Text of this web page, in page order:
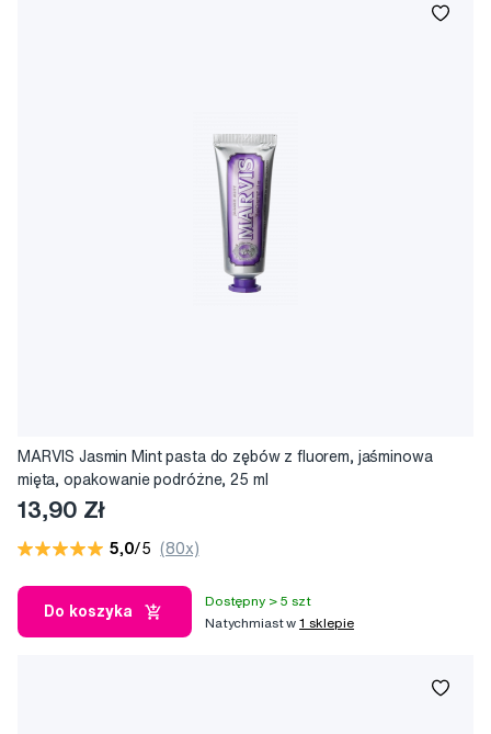
MARVIS Jasmin Mint pasta do zębów z fluorem, jaśminowa
mięta, opakowanie podróżne, 25 ml
13,90 Zł
5,0/5 (80x)
Do koszyka
Dostępny > 5 szt
Natychmiast w1 sklepie